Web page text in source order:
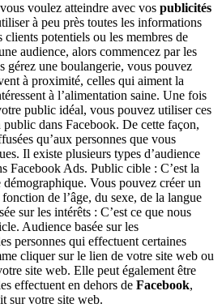
voulez atteindre avec vos publicités
à peu près toutes les informations
potentiels ou les membres de
audience, alors commencez par les
gérez une boulangerie, vous pouvez
à proximité, celles qui aiment la
à l’alimentation saine. Une fois
public idéal, vous pouvez utiliser ces
dans Facebook. De cette façon,
qu’aux personnes que vous
Il existe plusieurs types d’audience
Facebook Ads. Public cible : C’est la
démographique. Vous pouvez créer un
de l’âge, du sexe, de la langue
sur les intérêts : C’est ce que nous
Audience basée sur les
personnes qui effectuent certaines
cliquer sur le lien de votre site web ou
site web. Elle peut également être
effectuent en dehors de Facebook,
sur votre site web.